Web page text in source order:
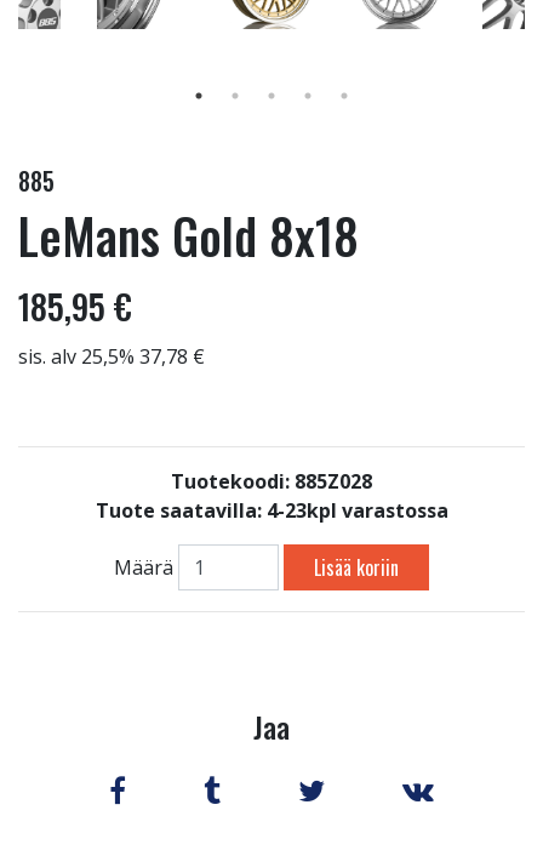
885
LeMans Gold 8x18
185,95 €
sis. alv 25,5% 37,78 €
Tuotekoodi: 885Z028
Tuote saatavilla: 4-23kpl varastossa
Määrä Lisää koriin
Jaa